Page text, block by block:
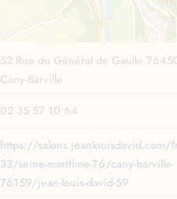
52 Rue du Général de Gaulle
Cany-Barville
02 35 57 10 64
https://salons.jeanlouisdavid.com/
33/seine-maritime-76/cany-barville-
76159/jean-louis-david-59